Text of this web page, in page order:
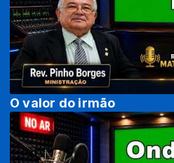
O valor do irmão